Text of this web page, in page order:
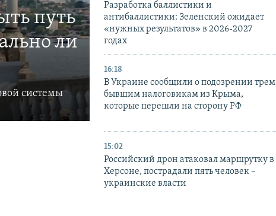
путь
ли
системы
Разработка баллистики и
антибаллистики: Зеленский ожидает
«нужных результатов» в 2026-2027
годах
16:18
В Украине сообщили о подозрении трем
бывшим налоговикам из Крыма,
которые перешли на сторону РФ
15:02
Российский дрон атаковал маршрутку в
Херсоне, пострадали пять человек –
украинские власти